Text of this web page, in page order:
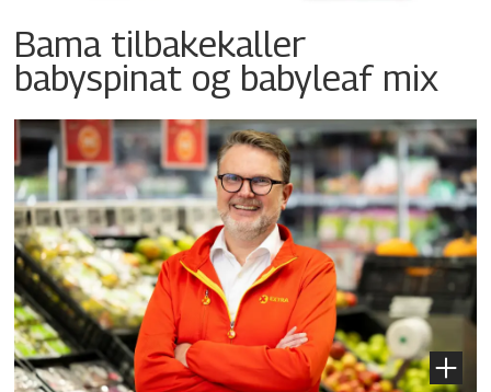
Bama tilbakekaller
babyspinat og babyleaf mix